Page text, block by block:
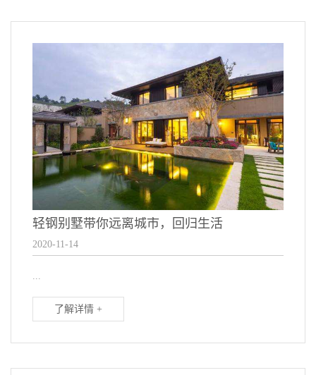
轻钢别墅带你远离城市，回归生活
2020-11-14
...
了解详情 +